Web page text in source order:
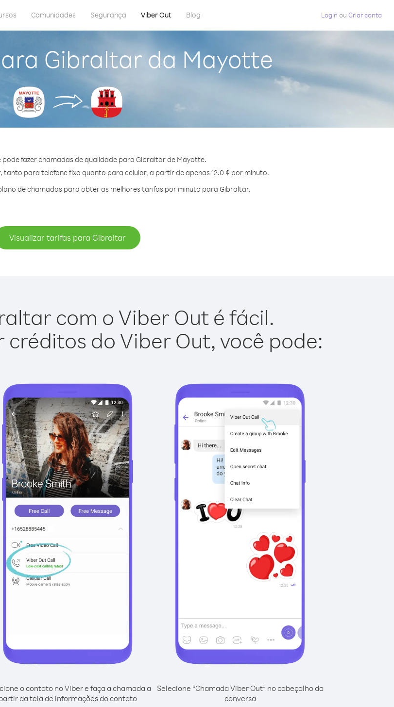
Comunidades Segurança Viber Out Blog Login ou Criar conta
Gibraltar da Mayotte
pode fazer chamadas de qualidade para Gibraltar de Mayotte.
tanto para telefone fixo quanto para celular, a partir de apenas 12.0 ¢ por minuto.
de chamadas para obter as melhores tarifas por minuto para Gibraltar.
Visualizar tarifas para Gibraltar
com o Viber Out é fácil.
créditos do Viber Out, você pode:
o contato no Viber e faça a chamada a
da tela de informações do contato
Selecione “Chamada Viber Out” no cabeçalho da
conversa